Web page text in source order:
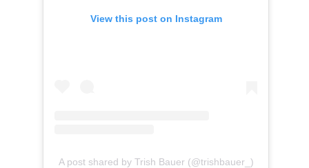
View this post on Instagram
A post shared by Trish Bauer (@trishbauer_)